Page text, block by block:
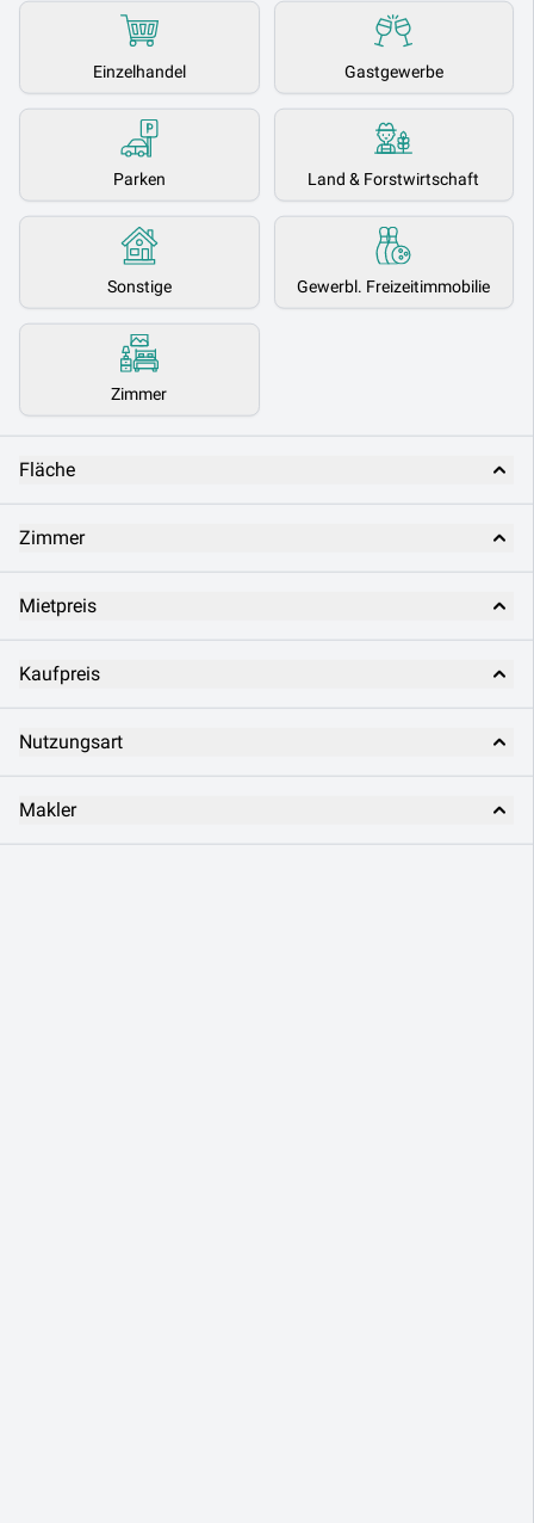
Einzelhandel Gastgewerbe
Parken Land & Forstwirtschaft
Sonstige Gewerbl. Freizeitimmobilie
Zimmer
Fläche
Zimmer
Mietpreis
Kaufpreis
Nutzungsart
Makler